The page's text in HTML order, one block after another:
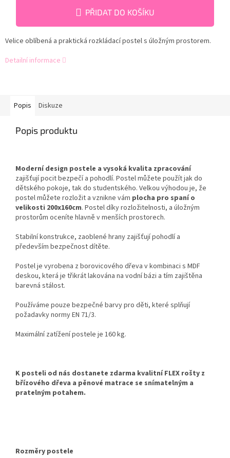
PŘIDAT DO KOŠÍKU
Velice oblíbená a praktická rozkládací postel s úložným prostorem.
Detailní informace
Popis Diskuze
Popis produktu
Moderní design postele a vysoká kvalita zpracování
zajišťují pocit bezpečí a pohodlí. Postel můžete použít jak do
dětského pokoje, tak do studentského. Velkou výhodou je, že
postel můžete rozložit a vznikne vám plocha pro spaní o
velikosti 200x160cm. Posteldíky rozložitelnosti, a úložným
prostorům oceníte hlavně v menších prostorech.
Stabilní konstrukce, zaoblené hrany zajišťují pohodlí a
především bezpečnost dítěte.
Postel je vyrobena z borovicového dřeva v kombinaci s MDF
deskou, která je třikrát lakována na vodní bázi a tím zajištěna
barevná stálost.
Používáme pouze bezpečné barvy pro děti, které splňují
požadavky normy EN 71/3.
Maximální zatížení postele je 160 kg.
K posteli od nás dostanete zdarma kvalitní FLEX rošty z
břízového dřeva a pěnové matrace se snímatelným a
pratelným potahem.
Rozměry postele